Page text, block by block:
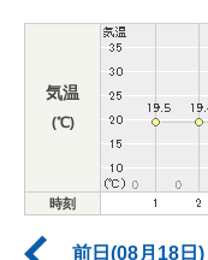
気温
(℃)
時刻
前日(08月18日)